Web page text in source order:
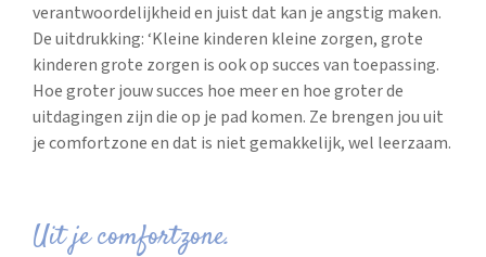
verantwoordelijkheid en juist dat kan je angstig maken.
De uitdrukking: ‘Kleine kinderen kleine zorgen, grote
kinderen grote zorgen is ook op succes van toepassing.
Hoe groter jouw succes hoe meer en hoe groter de
uitdagingen zijn die op je pad komen. Ze brengen jou uit
je comfortzone en dat is niet gemakkelijk, wel leerzaam.
Uit je comfortzone.